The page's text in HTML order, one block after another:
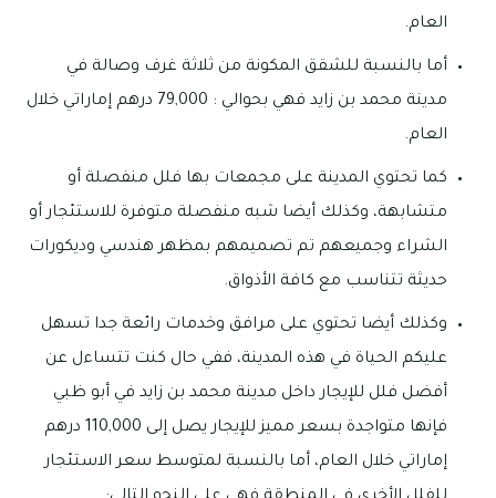
العام.
أما بالنسبة للشقق المكونة من ثلاثة غرف وصالة في
مدينة محمد بن زايد فهي بحوالي : 79,000 درهم إماراتي خلال
العام.
كما تحتوي المدينة على مجمعات بها فلل منفصلة أو
متشابهة، وكذلك أيضا شبه منفصلة متوفرة للاستئجار أو
الشراء وجميعهم تم تصميمهم بمظهر هندسي وديكورات
حديثة تتناسب مع كافة الأذواق.
وكذلك أيضا تحتوي على مرافق وخدمات رائعة جدا تسهل
عليكم الحياة في هذه المدينة، ففي حال كنت تتساءل عن
أفضل فلل للإيجار داخل مدينة محمد بن زايد في أبو ظبي
فإنها متواجدة بسعر مميز للإيجار يصل إلى 110,000 درهم
إماراتي خلال العام، أما بالنسبة لمتوسط سعر الاستئجار